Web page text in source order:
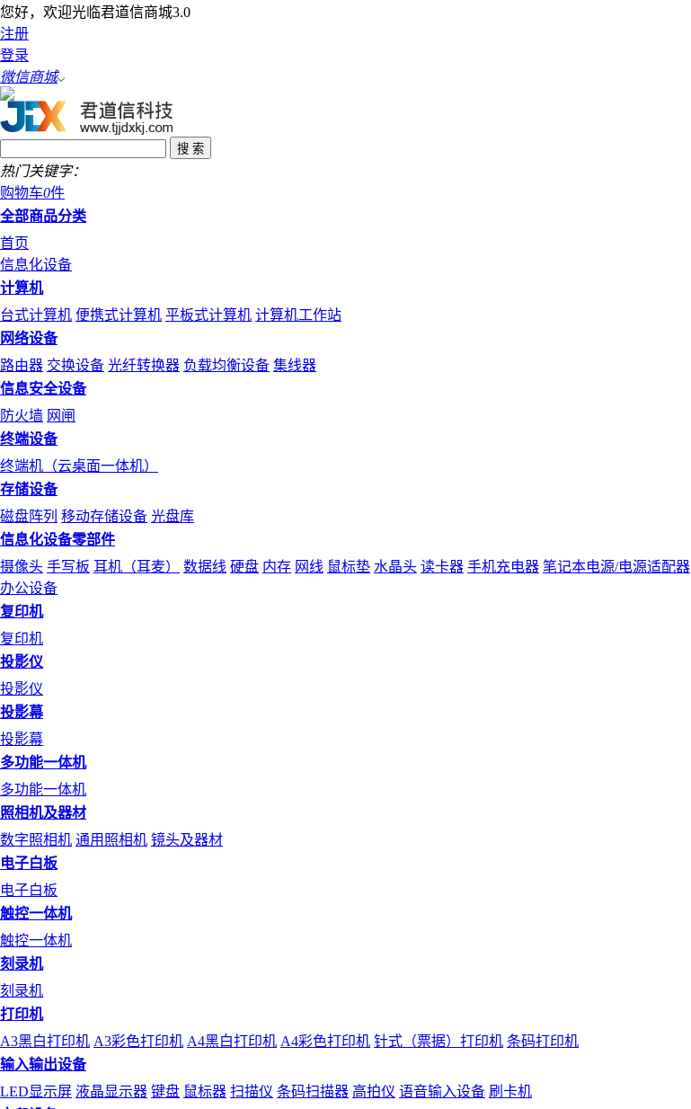
您好，欢迎光临君道信商城3.0
注册
登录
微信商城
热门关键字：
购物车0件
全部商品分类
首页
信息化设备
计算机
台式计算机 便携式计算机 平板式计算机 计算机工作站
网络设备
路由器 交换设备 光纤转换器 负载均衡设备 集线器
信息安全设备
防火墙 网闸
终端设备
终端机（云桌面一体机）
存储设备
磁盘阵列 移动存储设备 光盘库
信息化设备零部件
摄像头 手写板 耳机（耳麦） 数据线 硬盘 内存 网线 鼠标垫 水晶头 读卡器 手机充电器 笔记本电源/电源适配器
办公设备
复印机
复印机
投影仪
投影仪
投影幕
投影幕
多功能一体机
多功能一体机
照相机及器材
数字照相机 通用照相机 镜头及器材
电子白板
电子白板
触控一体机
触控一体机
刻录机
刻录机
打印机
A3黑白打印机 A3彩色打印机 A4黑白打印机 A4彩色打印机 针式（票据）打印机 条码打印机
输入输出设备
LED显示屏 液晶显示器 键盘 鼠标器 扫描仪 条码扫描器 高拍仪 语音输入设备 刷卡机